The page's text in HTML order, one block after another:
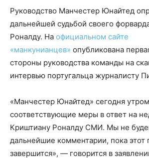
Руководство Манчестер Юнайтед
дальнейшей судьбой своего
Роналду. На официальном сайте
«манкунианцев» опубликована
стороны руководства команды на
интервью португальца журналисту
«Манчестер Юнайтед» сегодня
соответствующие меры в ответ на
Криштиану Роналду СМИ. Мы не
дальнейшие комментарии, пока этот
завершится», — говорится в